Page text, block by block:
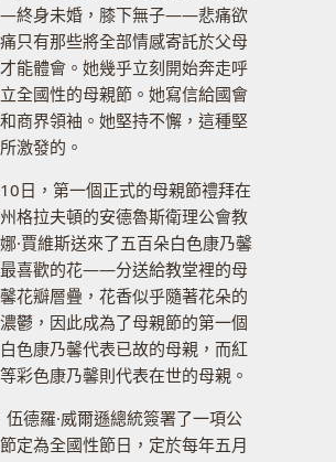
終身未婚，膝下無子——悲痛欲
只有那些將全部情感寄託於父母
能體會。她幾乎立刻開始奔走呼
全國性的母親節。她寫信給國會
商界領袖。她堅持不懈，這種堅
激發的。
日，第一個正式的母親節禮拜在
格拉夫頓的安德魯斯衛理公會教
·賈維斯送來了五百朵白色康乃馨
喜歡的花——分送給教堂裡的母
花瓣層疊，花香似乎隨著花朵的
鬱，因此成為了母親節的第一個
色康乃馨代表已故的母親，而紅
彩色康乃馨則代表在世的母親。
德羅·威爾遜總統簽署了一項公
定為全國性節日，定於每年五月